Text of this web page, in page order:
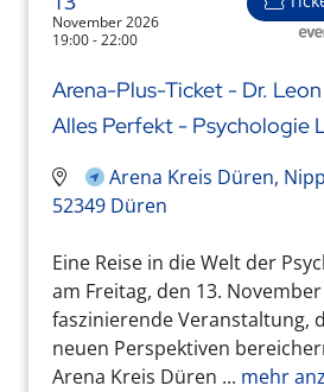
November 2026
19:00 - 22:00
Arena-Plus-Ticket - Dr.
Alles Perfekt - Psychologie
Arena Kreis Düren,
52349 Düren
Eine Reise in die Welt der
am Freitag, den 13.
faszinierende Veranstaltung,
neuen Perspektiven
Arena Kreis Düren ... mehr